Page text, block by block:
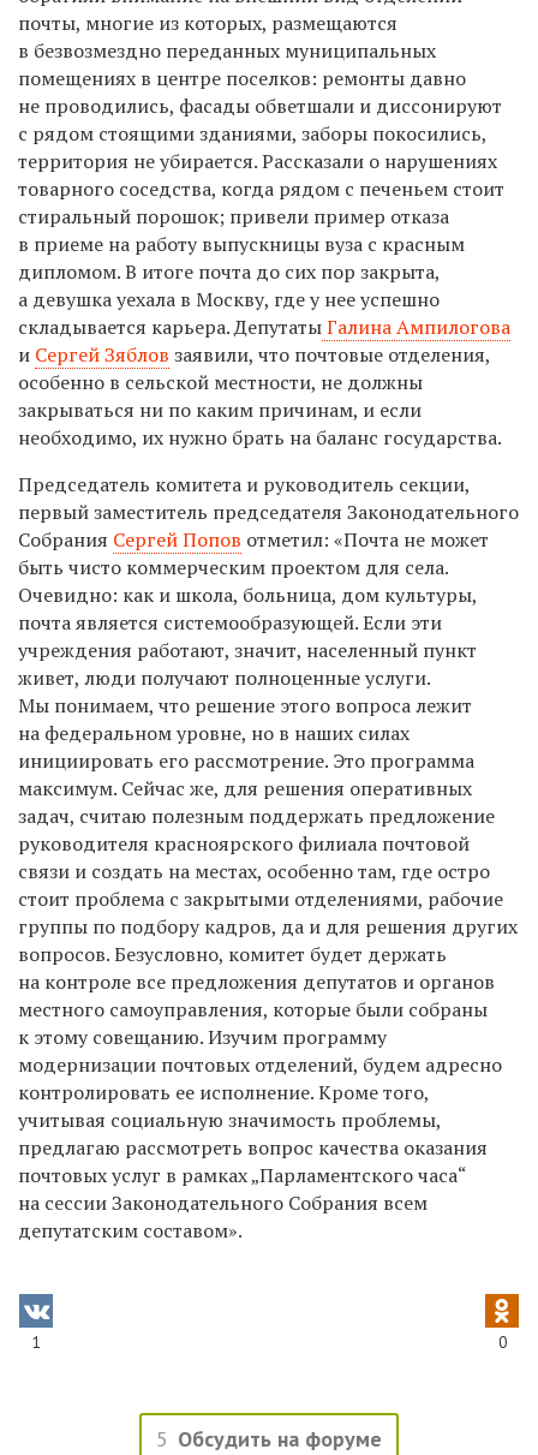
почты, многие из которых, размещаются
в безвозмездно переданных муниципальных
помещениях в центре поселков: ремонты давно
не проводились, фасады обветшали и диссонируют
с рядом стоящими зданиями, заборы покосились,
территория не убирается. Рассказали о нарушениях
товарного соседства, когда рядом с печеньем стоит
стиральный порошок; привели пример отказа
в приеме на работу выпускницы вуза с красным
дипломом. В итоге почта до сих пор закрыта,
а девушка уехала в Москву, где у нее успешно
складывается карьера. ДепутатыГалина Ампилогова
и Сергей Зяблов заявили, что почтовые отделения,
особенно в сельской местности, не должны
закрываться ни по каким причинам, и если
необходимо, их нужно брать на баланс государства.
Председатель комитета и руководитель секции,
первый заместитель председателя Законодательного
Собрания Сергей Попов отметил: «Почта не может
быть чисто коммерческим проектом для села.
Очевидно: как и школа, больница, дом культуры,
почта является системообразующей. Если эти
учреждения работают, значит, населенный пункт
живет, люди получают полноценные услуги.
Мы понимаем, что решение этого вопроса лежит
на федеральном уровне, но в наших силах
инициировать его рассмотрение. Это программа
максимум. Сейчас же, для решения оперативных
задач, считаю полезным поддержать предложение
руководителя красноярского филиала почтовой
связи и создать на местах, особенно там, где остро
стоит проблема с закрытыми отделениями, рабочие
группы по подбору кадров, да и для решения других
вопросов. Безусловно, комитет будет держать
на контроле все предложения депутатов и органов
местного самоуправления, которые были собраны
к этому совещанию. Изучим программу
модернизации почтовых отделений, будем адресно
контролировать ее исполнение. Кроме того,
учитывая социальную значимость проблемы,
предлагаю рассмотреть вопрос качества оказания
почтовых услуг в рамках „Парламентского часа“
на сессии Законодательного Собрания всем
депутатским составом».
1 0
5 Обсудить на форуме